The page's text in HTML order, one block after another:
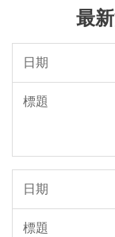
最